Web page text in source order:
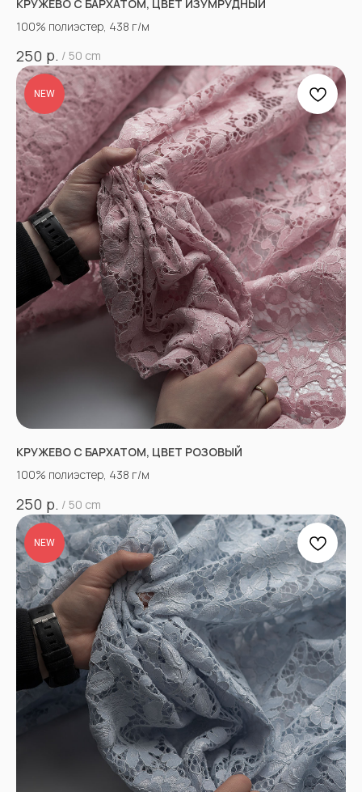
КРУЖЕВО С БАРХАТОМ, ЦВЕТ ИЗУМРУДНЫЙ
100% полиэстер, 438 г/м
250 р. / 50 cm
NEW
КРУЖЕВО С БАРХАТОМ, ЦВЕТ РОЗОВЫЙ
100% полиэстер, 438 г/м
250 р. / 50 cm
NEW